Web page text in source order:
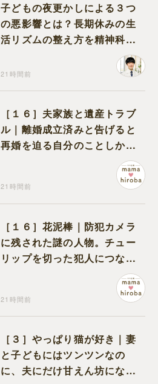
子どもの夜更かしによる３つ
の悪影響とは？長期休みの生
活リズムの整え方を精神科医
21時間前
［１６］夫家族と遺産トラブ
ル｜離婚成立済みと告げると
再婚を迫る自分のことしか考
21時間前
［１６］花泥棒｜防犯カメラ
に残された謎の人物。チュー
リップを切った犯人につなが
る証拠になるのか期待する
21時間前
［３］やっぱり猫が好き｜妻
と子どもにはツンツンなの
に、夫にだけ甘えん坊になる